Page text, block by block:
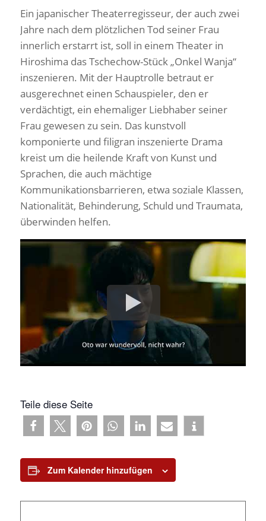
Ein japanischer Theaterregisseur, der auch zwei
Jahre nach dem plötzlichen Tod seiner Frau
innerlich erstarrt ist, soll in einem Theater in
Hiroshima das Tschechow-Stück „Onkel Wanja“
inszenieren. Mit der Hauptrolle betraut er
ausgerechnet einen Schauspieler, den er
verdächtigt, ein ehemaliger Liebhaber seiner
Frau gewesen zu sein. Das kunstvoll
komponierte und filigran inszenierte Drama
kreist um die heilende Kraft von Kunst und
Sprachen, die auch mächtige
Kommunikationsbarrieren, etwa soziale Klassen,
Nationalität, Behinderung, Schuld und Traumata,
überwinden helfen.
Teile diese Seite
Zum Kalender hinzufügen